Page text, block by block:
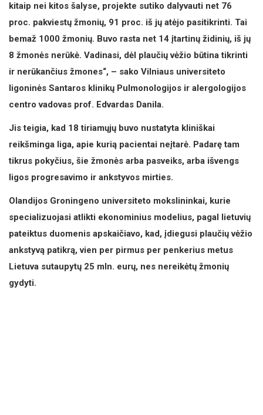
kitaip nei kitos šalyse, projekte sutiko dalyvauti net 76
proc. pakviestų žmonių, 91 proc. iš jų atėjo pasitikrinti. Tai
bemaž 1000 žmonių. Buvo rasta net 14 įtartinų židinių, iš jų
8 žmonės nerūkė. Vadinasi, dėl plaučių vėžio būtina tikrinti
ir nerūkančius žmones“, – sako Vilniaus universiteto
ligoninės Santaros klinikų Pulmonologijos ir alergologijos
centro vadovas prof. Edvardas Danila.
Jis teigia, kad 18 tiriamųjų buvo nustatyta kliniškai
reikšminga liga, apie kurią pacientai neįtarė. Padarę tam
tikrus pokyčius, šie žmonės arba pasveiks, arba išvengs
ligos progresavimo ir ankstyvos mirties.
Olandijos Groningeno universiteto mokslininkai, kurie
specializuojasi atlikti ekonominius modelius, pagal lietuvių
pateiktus duomenis apskaičiavo, kad, įdiegusi plaučių vėžio
ankstyvą patikrą, vien per pirmus per penkerius metus
Lietuva sutaupytų 25 mln. eurų, nes nereikėtų žmonių
gydyti.